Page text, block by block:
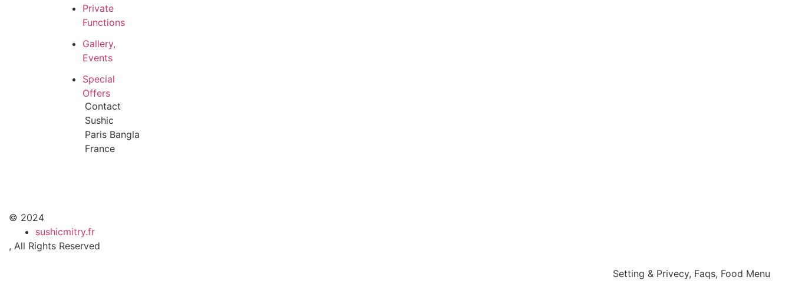
Private
Functions
Gallery,
Events
Special
Offers
Contact
Sushic
Paris Bangla
France
© 2024
sushicmitry.fr
, All Rights Reserved
Setting & Privecy, Faqs, Food Menu